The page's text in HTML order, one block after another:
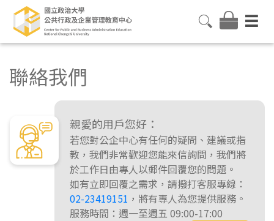
聯絡我們
親愛的用戶您好：
若您對公企中心有任何的疑問、建議或指
教，我們非常歡迎您能來信詢問，我們將
於工作日由專人以郵件回覆您的問題。
如有立即回覆之需求，請撥打客服專線：
02-23419151 ，將有專人為您提供服務。
服務時間：週一至週五 09:00-17:00